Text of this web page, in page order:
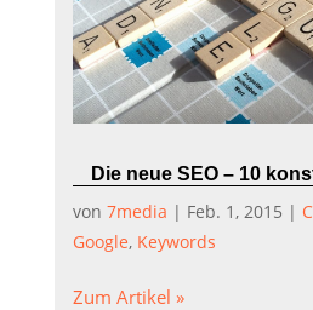
Die neue SEO – 10
von 7media | Feb. 1, 2015 |
Google, Keywords
Zum Artikel »